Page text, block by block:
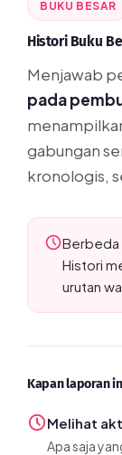
BUKU BESAR
Histori Buku
Menjawab
pada
gabungan
kronologis,
Berbeda
Histori
urutan
Kapan laporan
Melihat
Apa saja